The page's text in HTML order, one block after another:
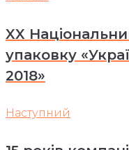
записів
XX
упаковку
2018»
Наступний
Наступний